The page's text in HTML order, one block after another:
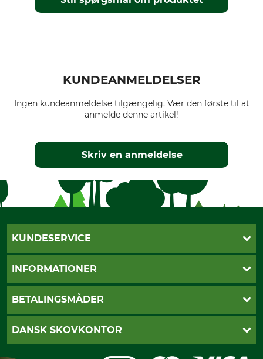
KUNDEANMELDELSER
Ingen kundeanmeldelse tilgængelig. Vær den første til at
anmelde denne artikel!
Skriv en anmeldelse
KUNDESERVICE
Kontakt
Cookie-indstillinger
INFORMATIONER
Betalingsmåder
BETALINGSMÅDER
Dankort
DANSK SKOVKONTOR
Karriere